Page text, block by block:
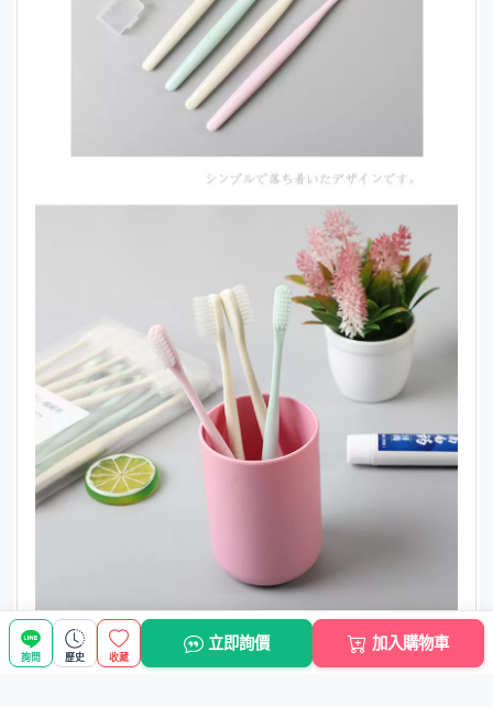
詢問 歷史 收藏
立即詢價 加入購物車